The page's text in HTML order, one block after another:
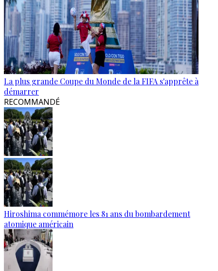
La plus grande Coupe du Monde de la FIFA s'apprête à
démarrer
RECOMMANDÉ
Hiroshima commémore les 81 ans du bombardement
atomique américain